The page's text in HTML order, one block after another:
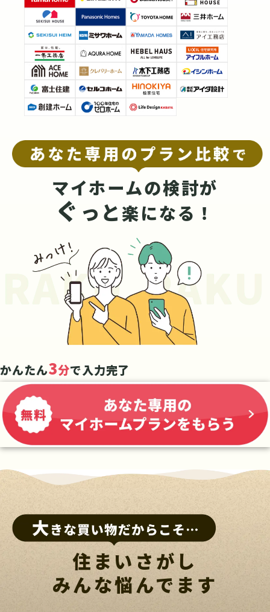
マイホームの検討が
ぐ っと楽になる！
かんたん3分で入力完了
住まいさがし
みんな悩んでます